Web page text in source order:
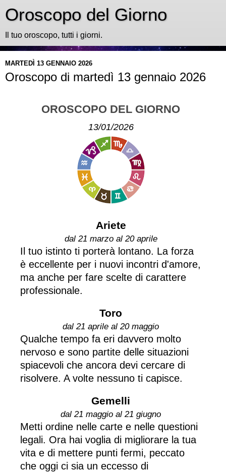
Oroscopo del Giorno
Il tuo oroscopo, tutti i giorni.
MARTEDÌ 13 GENNAIO 2026
Oroscopo di martedì 13 gennaio 2026
OROSCOPO DEL GIORNO
13/01/2026
Ariete
dal 21 marzo al 20 aprile
Il tuo istinto ti porterà lontano. La forza
è eccellente per i nuovi incontri d'amore,
ma anche per fare scelte di carattere
professionale.
Toro
dal 21 aprile al 20 maggio
Qualche tempo fa eri davvero molto
nervoso e sono partite delle situazioni
spiacevoli che ancora devi cercare di
risolvere. A volte nessuno ti capisce.
Gemelli
dal 21 maggio al 21 giugno
Metti ordine nelle carte e nelle questioni
legali. Ora hai voglia di migliorare la tua
vita e di mettere punti fermi, peccato
che oggi ci sia un eccesso di